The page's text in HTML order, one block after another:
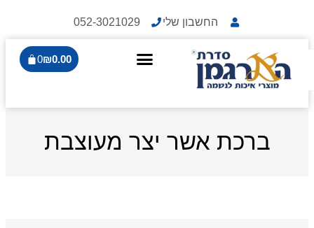
החשבון שלי 052-3021029
₪0.00
0
ברכת אשר יצר מעוצבת